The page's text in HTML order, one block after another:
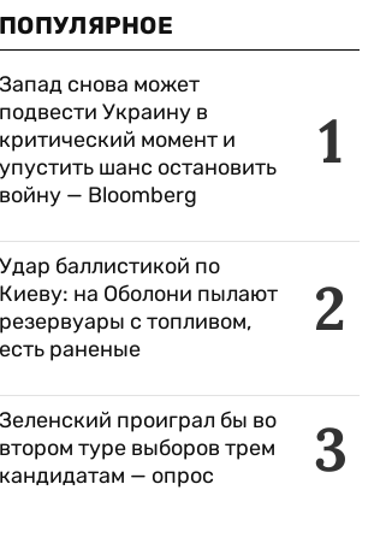
ПОПУЛЯРНОЕ
1
Запад снова может
подвести Украину в
критический момент и
упустить шанс остановить
войну — Bloomberg
2
Удар баллистикой по
Киеву: на Оболони пылают
резервуары с топливом,
есть раненые
3
Зеленский проиграл бы во
втором туре выборов трем
кандидатам — опрос